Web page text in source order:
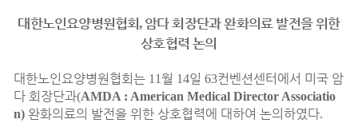
대한노인요양병원협회, 암다 회장단과 완화의료 발전을 위한
상호협력 논의
대한노인요양병원협회는 11월 14일 63컨벤션센터에서 미국 암
다 회장단과(AMDA : American Medical Director Associatio
n) 완화의료의 발전을 위한 상호협력에 대하여 논의하였다.